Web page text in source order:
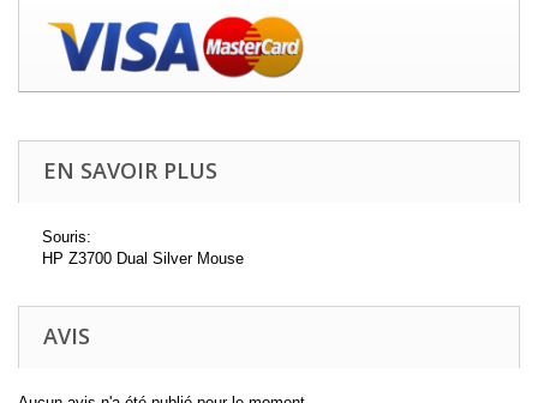
EN SAVOIR PLUS
Souris:
HP Z3700 Dual Silver Mouse
AVIS